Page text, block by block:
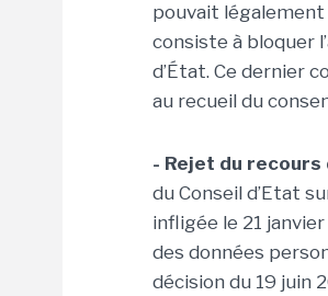
pouvait légalement
consiste à bloquer
d’État. Ce dernier
au recueil du
- Rejet du
du Conseil d’Etat
infligée le 21
des données
décision du 19 juin